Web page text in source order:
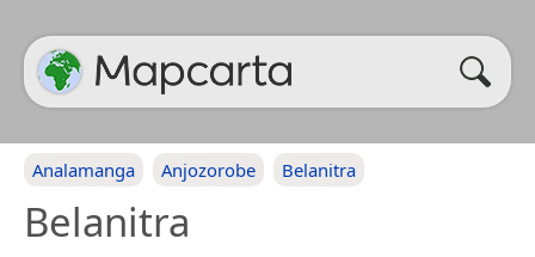
Analamanga Anjozorobe Belanitra
Belanitra